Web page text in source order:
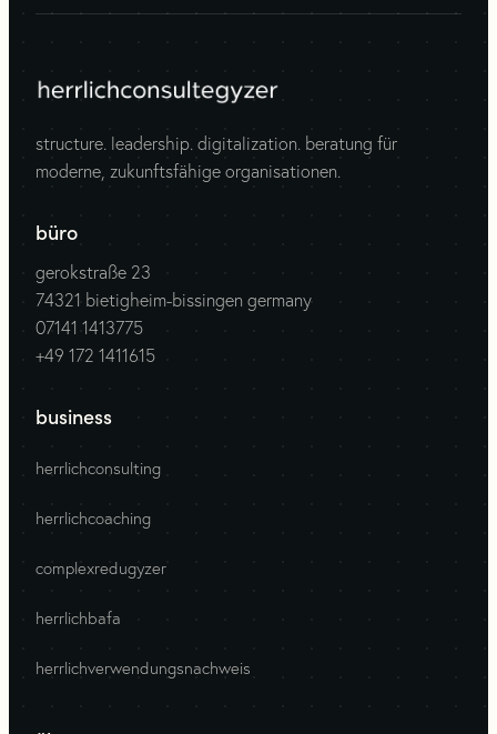
structure. leadership. digitalization. beratung für
moderne, zukunftsfähige organisationen.
büro
gerokstraße 23
74321 bietigheim-bissingen germany
07141 1413775
+49 172 1411615
business
herrlichconsulting
herrlichcoaching
complexredugyzer
herrlichbafa
herrlichverwendungsnachweis